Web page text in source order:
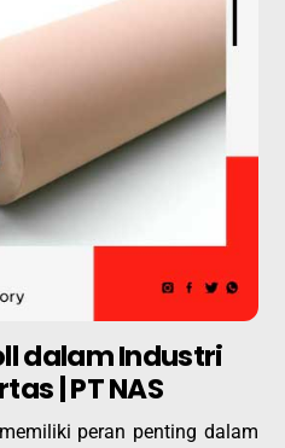
dalam Industri
| PT NAS
peran penting dalam